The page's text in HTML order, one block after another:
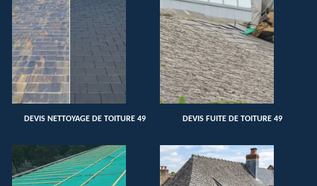
DEVIS NETTOYAGE DE TOITURE 49 DEVIS FUITE DE TOITURE 49